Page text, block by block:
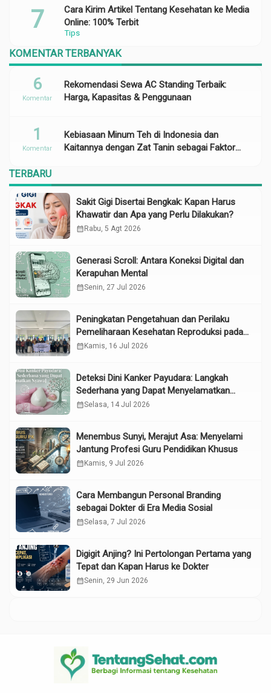
Tips
Cara Kirim Artikel Tentang Kesehatan ke Media
Online: 100% Terbit
KOMENTAR TERBANYAK
Rekomendasi Sewa AC Standing Terbaik:
Harga, Kapasitas & Penggunaan
6
Komentar
Kebiasaan Minum Teh di Indonesia dan
Kaitannya dengan Zat Tanin sebagai Faktor
1
Komentar
TERBARU
Sakit Gigi Disertai Bengkak: Kapan Harus
Khawatir dan Apa yang Perlu Dilakukan?
calendar_month Rabu, 5 Agt 2026
Generasi Scroll: Antara Koneksi Digital dan
Kerapuhan Mental
calendar_monthSenin, 27 Jul 2026
Peningkatan Pengetahuan dan Perilaku
Pemeliharaan Kesehatan Reproduksi pada
Lansia melalui Edukasi dan Konseling di
calendar_month Kamis, 16 Jul 2026
Deteksi Dini Kanker Payudara: Langkah
Sederhana yang Dapat Menyelamatkan
Nyawa
calendar_monthSelasa, 14 Jul 2026
Menembus Sunyi, Merajut Asa: Menyelami
Jantung Profesi Guru Pendidikan Khusus
calendar_month Kamis, 9 Jul 2026
Cara Membangun Personal Branding
sebagai Dokter di Era Media Sosial
calendar_monthSelasa, 7 Jul 2026
Digigit Anjing? Ini Pertolongan Pertama yang
Tepat dan Kapan Harus ke Dokter
calendar_monthSenin, 29 Jun 2026